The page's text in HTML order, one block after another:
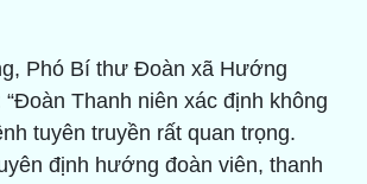
Phó Bí thư Đoàn xã Hướng
Thanh niên xác định không
tuyên truyền rất quan trọng.
định hướng đoàn viên, thanh